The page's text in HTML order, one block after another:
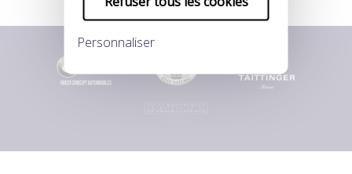
Personnaliser